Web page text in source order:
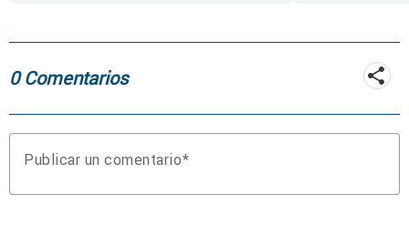
Fermoselle
0 Comentarios
Publicar un comentario